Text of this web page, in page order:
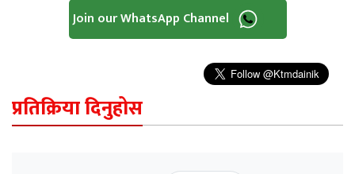
Join our WhatsApp Channel
प्रतिक्रिया दिनुहोस